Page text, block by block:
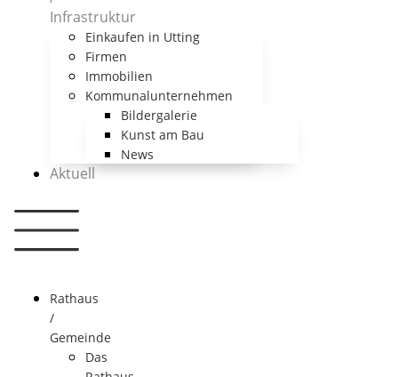
Infrastruktur
Einkaufen in Utting
Firmen
Immobilien
Kommunalunternehmen
Bildergalerie
Kunst am Bau
News
Aktuell
Rathaus
/
Gemeinde
Das